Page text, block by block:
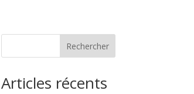
Rechercher
Articles récents